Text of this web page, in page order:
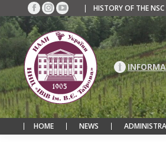
Facebook
page
opens
in
new
window
Instagram
page
opens
in
new
window
YouTube
page
opens
in
new
window
| HISTORY OF THE
HOME NEWS